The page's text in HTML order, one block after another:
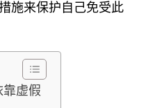
施来保护自己免受此
靠虚假